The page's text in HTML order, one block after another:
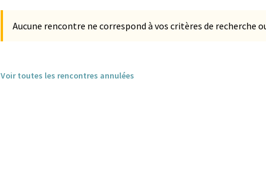
Aucune rencontre ne correspond à vos critères de recherche
Voir toutes les rencontres annulées